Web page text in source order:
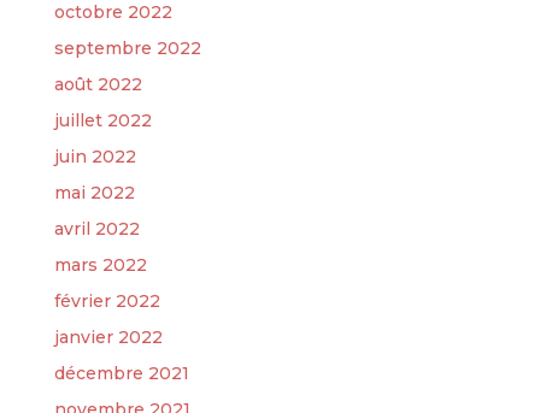
octobre 2022
septembre 2022
août 2022
juillet 2022
juin 2022
mai 2022
avril 2022
mars 2022
février 2022
janvier 2022
décembre 2021